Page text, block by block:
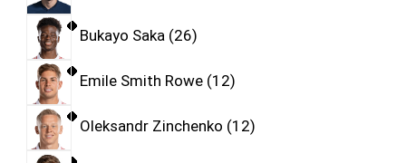
Bukayo Saka 26
Emile Smith Rowe 12
Oleksandr Zinchenko 12